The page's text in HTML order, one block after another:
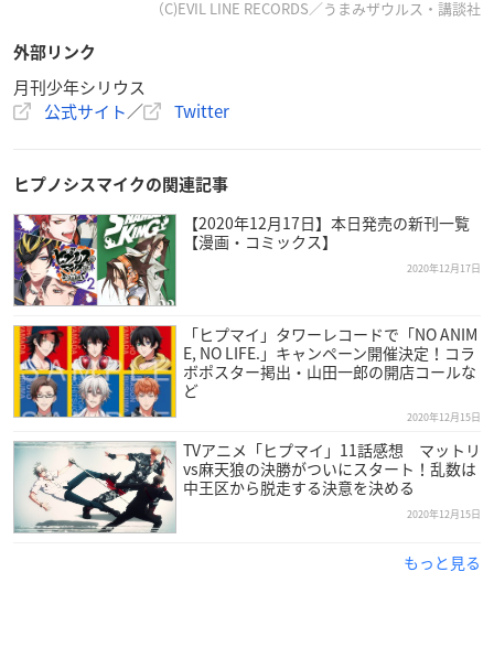
12月26日(土)発売のシリウス2月号は「
き❕
うまみザウルス先生による描きおろしイラストをチラ見せ
※2月号には本編掲載はございません。連載は3月号よりス
— 月刊少年シリウス編集部 (@shonen_sirius)December 1
4, 2020
12月26日(土)発売のシリウス2月号は「 #ヒプノシスマイク-
Division Rap Battle- side B.B & M.T.C＋」のポスター付録が
ついてきます✨
うまみザウルス先生による描きおろしイラスト第2弾を公開
ポスターの全貌は明日お披露目です。お楽しみに🦖
※連載は3月号よりスタートとなります。pic.twitter.com/2
Ds5qVDHBC
— 月刊少年シリウス編集部 (@shonen_sirius)
（C)EVIL LINE RECORDS／うまみザウルス・講談社
外部リンク
月刊少年シリウス
公式サイト／ Twitter
ヒプノシスマイクの関連記事
【2020年12月17日】本日発売の新刊一覧
【漫画・コミックス】
2020年12月17日
「ヒプマイ」タワーレコードで「NO ANIM
E, NO LIFE.」キャンペーン開催決定！コラ
ボポスター掲出・山田一郎の開店コールな
ど
2020年12月15日
TVアニメ「ヒプマイ」11話感想 マットリ
vs麻天狼の決勝がついにスタート！乱数は
中王区から脱走する決意を決める
2020年12月15日
もっと見る